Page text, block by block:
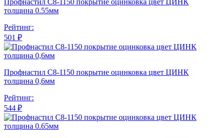
Профнастил С8-1150 покрытие оцинковка цвет ЦИНК
толщина 0.55мм
Рейтинг:
501 ₽
Профнастил С8-1150 покрытие оцинковка цвет ЦИНК
толщина 0,6мм
Рейтинг:
544 ₽